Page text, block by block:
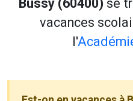
Bussy (60400) se
vacances
l'